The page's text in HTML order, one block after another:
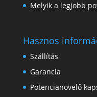
Melyik a legjobb
Hasznos
Szállítás
Garancia
Potencianövelő